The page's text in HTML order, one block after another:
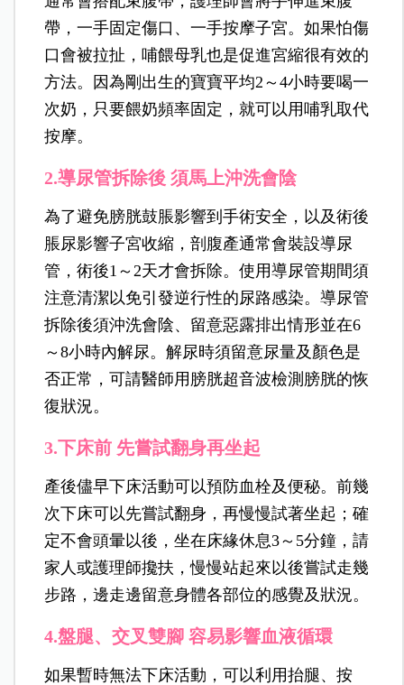
帶，一手固定傷口、一手按摩子宮。如果怕傷
口會被拉扯，哺餵母乳也是促進宮縮很有效的
方法。因為剛出生的寶寶平均2～4小時要喝一
次奶，只要餵奶頻率固定，就可以用哺乳取代
按摩。
2.導尿管拆除後 須馬上沖洗會陰
為了避免膀胱鼓脹影響到手術安全，以及術後
脹尿影響子宮收縮，剖腹產通常會裝設導尿
管，術後1～2天才會拆除。使用導尿管期間須
注意清潔以免引發逆行性的尿路感染。導尿管
拆除後須沖洗會陰、留意惡露排出情形並在6
～8小時內解尿。解尿時須留意尿量及顏色是
否正常，可請醫師用膀胱超音波檢測膀胱的恢
復狀況。
3.下床前 先嘗試翻身再坐起
產後儘早下床活動可以預防血栓及便秘。前幾
次下床可以先嘗試翻身，再慢慢試著坐起；確
定不會頭暈以後，坐在床緣休息3～5分鐘，請
家人或護理師攙扶，慢慢站起來以後嘗試走幾
步路，邊走邊留意身體各部位的感覺及狀況。
4.盤腿、交叉雙腳 容易影響血液循環
如果暫時無法下床活動，可以利用抬腿、按